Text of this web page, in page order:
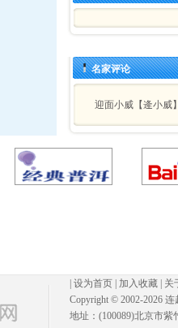
名家评论
迎面小威【逄小威】
设为首页 加入收藏 关
Copyright © 2002-2026
地址：(100089)北京市紫